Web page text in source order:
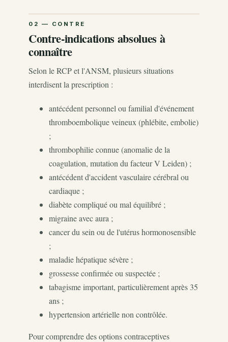
Contre-indications absolues à
connaître
Selon le RCP et l'ANSM, plusieurs situations
interdisent la prescription :
antécédent personnel ou familial d'événement
thromboembolique veineux (phlébite, embolie)
;
thrombophilie connue (anomalie de la
coagulation, mutation du facteur V Leiden) ;
antécédent d'accident vasculaire cérébral ou
cardiaque ;
diabète compliqué ou mal équilibré ;
migraine avec aura ;
cancer du sein ou de l'utérus hormonosensible
;
maladie hépatique sévère ;
grossesse confirmée ou suspectée ;
tabagisme important, particulièrement après 35
ans ;
hypertension artérielle non contrôlée.
Pour comprendre des options contraceptives